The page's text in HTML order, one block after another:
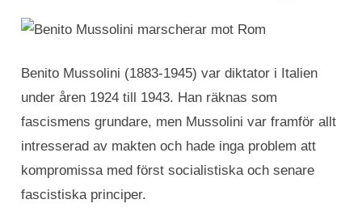
Benito Mussolini (1883-1945) var diktator i Italien
under åren 1924 till 1943. Han räknas som
fascismens grundare, men Mussolini var framför allt
intresserad av makten och hade inga problem att
kompromissa med först socialistiska och senare
fascistiska principer.